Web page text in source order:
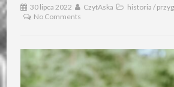
30 lipca 2022 CzytAska historia /
No Comments